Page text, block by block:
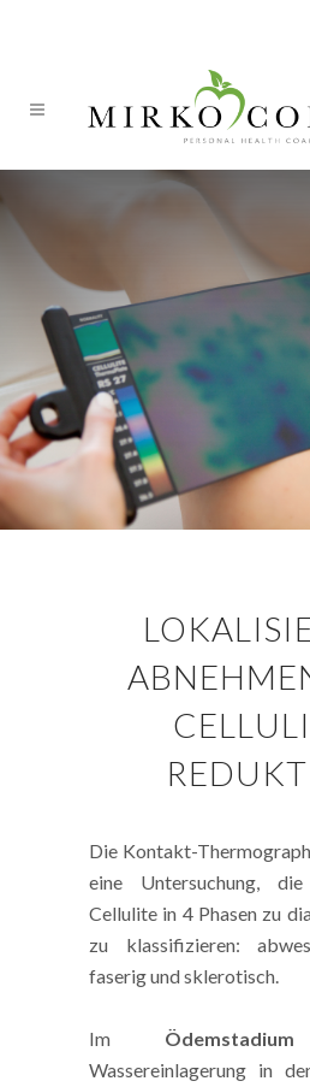
Die Kontakt-
eine Untersuchung,
Cellulite in 4 Phasen zu
zu klassifizieren:
faserig und sklerotisch.
Im Ödemstadium
Wassereinlagerung in